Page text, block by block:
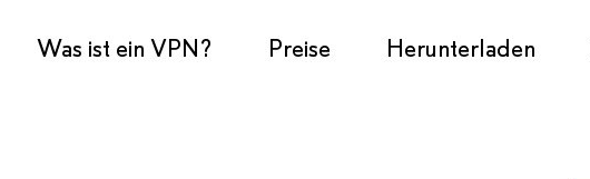
Was ist ein VPN? Preise Herunterladen